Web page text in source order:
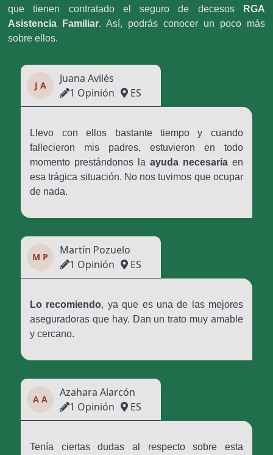
que tienen contratado el seguro de decesos
RGA
Asistencia Familiar. Así, podrás conocer un poco más
sobre ellos.
J A
Juana Avilés
1 Opinión
ES
Llevo con ellos bastante tiempo y cuando
fallecieron mis padres, estuvieron en todo
momento prestándonos la ayuda necesariaen
esa trágica situación. No nos tuvimos que ocupar
de nada.
M P
Martín Pozuelo
1 Opinión
ES
Lo recomiendo, ya que es una de las mejores
aseguradoras que hay. Dan un trato muy amable
y cercano.
A A
Azahara Alarcón
1 Opinión
ES
Tenía ciertas dudas al respecto sobre esta